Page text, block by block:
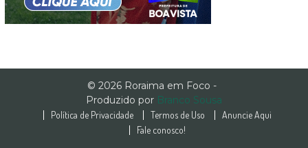
© 2026 Roraima em Foco -
Produzido por Branco Sousa
Política de Privacidade Termos de Uso
Anuncie Aqui
Fale conosco!